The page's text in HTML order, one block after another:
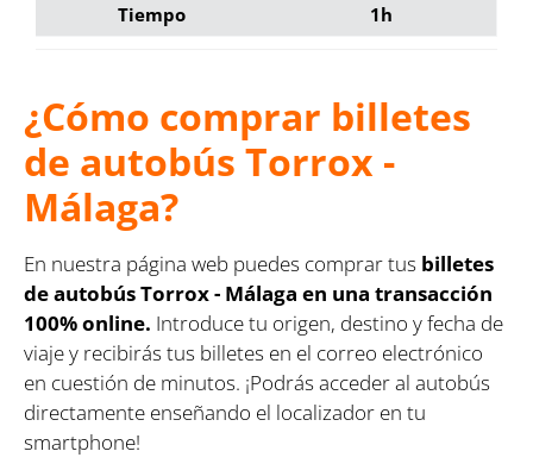
Tiempo
1h
¿Cómo comprar billetes
de autobús Torrox -
Málaga?
En nuestra página web puedes comprar tus billetes
de autobús Torrox - Málaga en una transacción
100% online. Introduce tu origen, destino y fecha de
viaje y recibirás tus billetes en el correo electrónico
en cuestión de minutos. ¡Podrás acceder al autobús
directamente enseñando el localizador en tu
smartphone!